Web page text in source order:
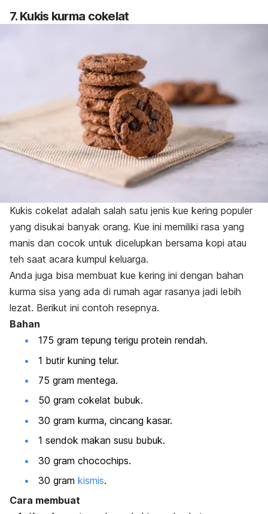
7. Kukis kurma cokelat
Kukis cokelat adalah salah satu jenis kue kering populer
yang disukai banyak orang. Kue ini memiliki rasa yang
manis dan cocok untuk dicelupkan bersama kopi atau
teh saat acara kumpul keluarga.
Anda juga bisa membuat kue kering ini dengan bahan
kurma sisa yang ada di rumah agar rasanya jadi lebih
lezat. Berikut ini contoh resepnya.
Bahan
175 gram tepung terigu protein rendah.
1 butir kuning telur.
75 gram mentega.
50 gram cokelat bubuk.
30 gram kurma, cincang kasar.
1 sendok makan susu bubuk.
30 gram chocochips.
30 gram kismis.
Cara membuat